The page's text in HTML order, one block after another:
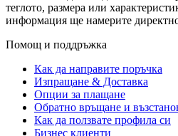
теглото, размера или
информация ще намерите
Помощ и поддръжка
Как да направите поръчка
Изпращане & Доставка
Опции за плащане
Обратно връщане и
Как да ползвате профила си
Бизнес клиенти